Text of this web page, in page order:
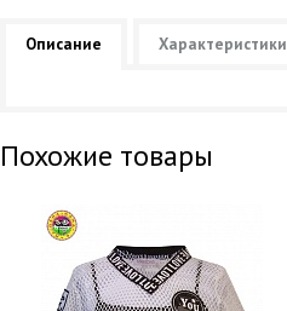
Описание Характеристики
Похожие товары